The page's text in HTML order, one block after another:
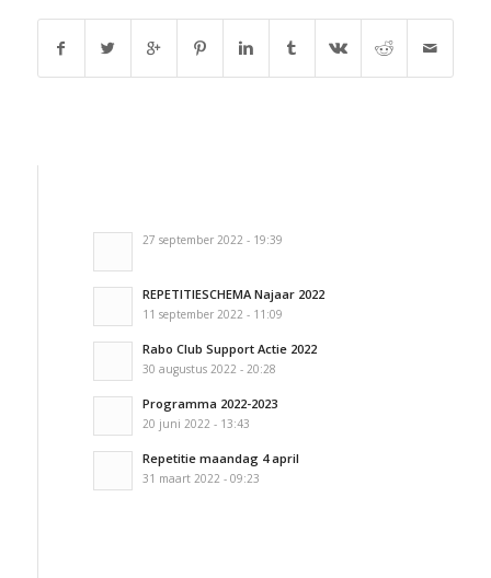
27 september 2022 - 19:39
REPETITIESCHEMA Najaar 2022
11 september 2022 - 11:09
Rabo Club Support Actie 2022
30 augustus 2022 - 20:28
Programma 2022-2023
20 juni 2022 - 13:43
Repetitie maandag 4 april
31 maart 2022 - 09:23